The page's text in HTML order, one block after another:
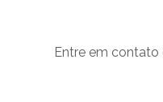
Entre em contato